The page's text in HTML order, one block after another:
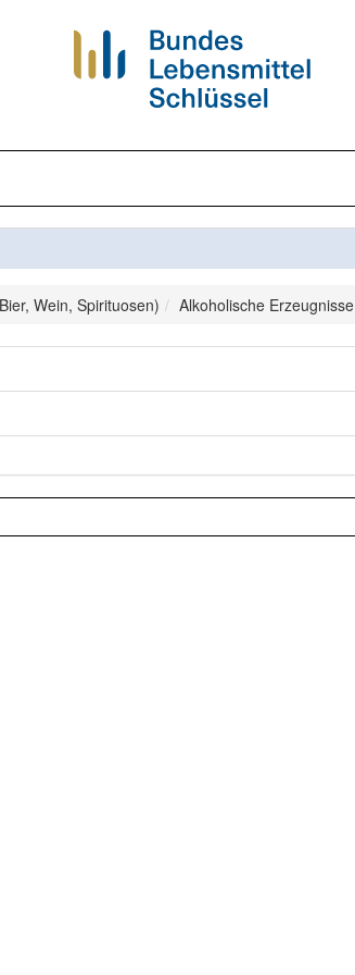
Wein, Spirituosen) Alkoholische Erzeugnisse